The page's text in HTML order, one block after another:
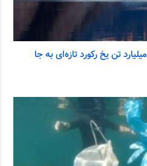
گرین‌لند با از دست دادن ۵۳۲ میلیارد تن یخ رکورد تازه‌ای به جا